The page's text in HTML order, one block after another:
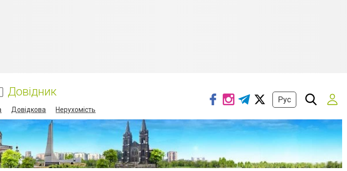
Довідник
Довідкова Нерухомість
Рус